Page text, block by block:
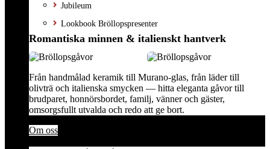
Jubileum
Lookbook Bröllopspresenter
Romantiska minnen & italienskt hantverk
Från handmålad keramik till Murano-glas, från läder till
olivträ och italienska smycken — hitta eleganta gåvor till
brudparet, honnörsbordet, familj, vänner och gäster,
omsorgsfullt utvalda och redo att ge bort.
Om oss